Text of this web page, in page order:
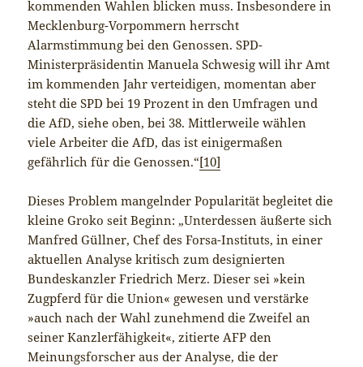
kommenden Wahlen blicken muss. Insbesondere in
Mecklenburg-Vorpommern herrscht
Alarmstimmung bei den Genossen. SPD-
Ministerpräsidentin Manuela Schwesig will ihr Amt
im kommenden Jahr verteidigen, momentan aber
steht die SPD bei 19 Prozent in den Umfragen und
die AfD, siehe oben, bei 38. Mittlerweile wählen
viele Arbeiter die AfD, das ist einigermaßen
gefährlich für die Genossen.“[10]
Dieses Problem mangelnder Popularität begleitet die
kleine Groko seit Beginn: „Unterdessen äußerte sich
Manfred Güllner, Chef des Forsa-Instituts, in einer
aktuellen Analyse kritisch zum designierten
Bundeskanzler Friedrich Merz. Dieser sei »kein
Zugpferd für die Union« gewesen und verstärke
»auch nach der Wahl zunehmend die Zweifel an
seiner Kanzlerfähigkeit«, zitierte AFP den
Meinungsforscher aus der Analyse, die der